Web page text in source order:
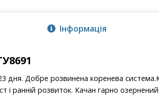
Інформація
123 дня. Добре розвинена коренева
ранній розвиток. Качан гарно озернений.